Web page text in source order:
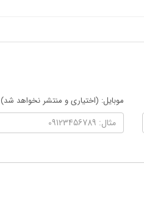
موبایل: (اختیاری و منتشر نخواهد شد)